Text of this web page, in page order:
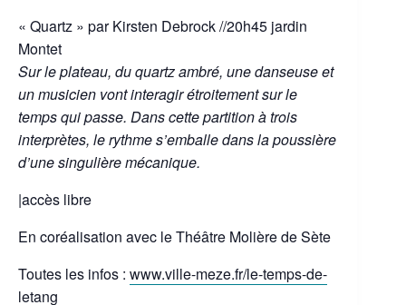
« Quartz » par Kirsten Debrock //20h45 jardin
Montet
Sur le plateau, du quartz ambré, une danseuse et
un musicien vont interagir étroitement sur le
temps qui passe. Dans cette partition à trois
interprètes, le rythme s’emballe dans la poussière
d’une singulière mécanique.
|accès libre
En coréalisation avec le Théâtre Molière de Sète
Toutes les infos : www.ville-meze.fr/le-temps-de-
letang